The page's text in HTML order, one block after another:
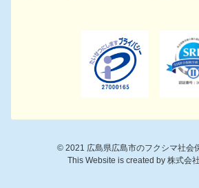
© 2021 広島県広島市のフクシマ社会
This Website is created by 株式会